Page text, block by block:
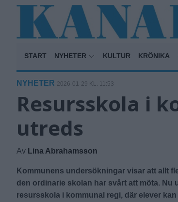
START NYHETER KULTUR KRÖNIKA
NYHETER 2026-01-29 KL. 11:53
Resursskola i
utreds
Av Lina Abrahamsson
Kommunens undersökningar visar att allt
den ordinarie skolan har svårt att möta. Nu
resursskola i kommunal regi, där elever